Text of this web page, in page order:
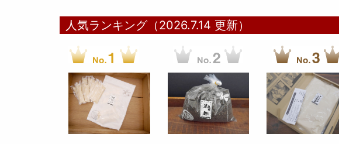
人気ランキング（2026.7.14 更新）